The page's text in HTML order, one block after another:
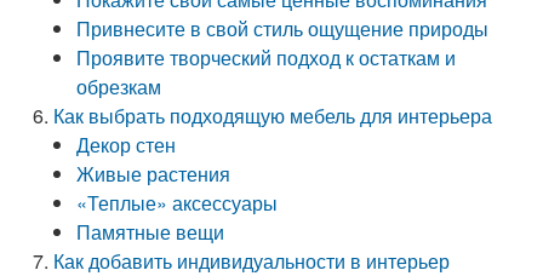
Привнесите в свой стиль ощущение природы
Проявите творческий подход к остаткам и
обрезкам
Как выбрать подходящую мебель для интерьера
Декор стен
Живые растения
«Теплые» аксессуары
Памятные вещи
Как добавить индивидуальности в интерьер